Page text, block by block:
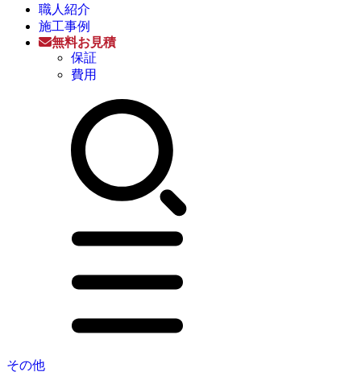
職人紹介
施工事例
無料お見積
保証
費用
その他